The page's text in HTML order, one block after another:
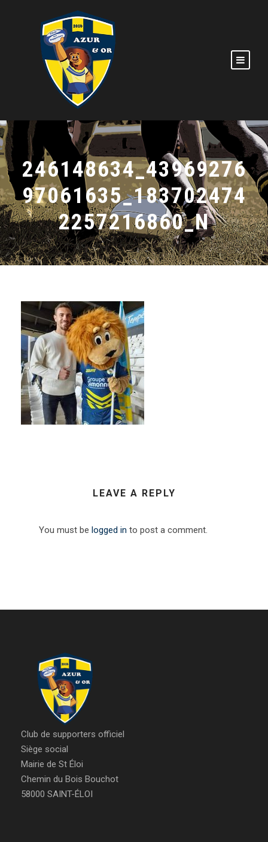
246148634_43969276
97061635_183702474
2257216860_N
LEAVE A REPLY
You must be logged in to post a comment.
Club de supporters officiel
Siège social
Mairie de St Éloi
Chemin du Bois Bouchot
58000 SAINT-ÉLOI